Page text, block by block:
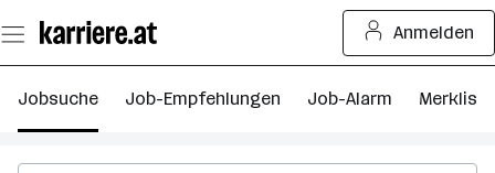
Seiteninhalt
springen
Anmelden
Jobsuche Job-Empfehlungen Job-Alarm Merkliste